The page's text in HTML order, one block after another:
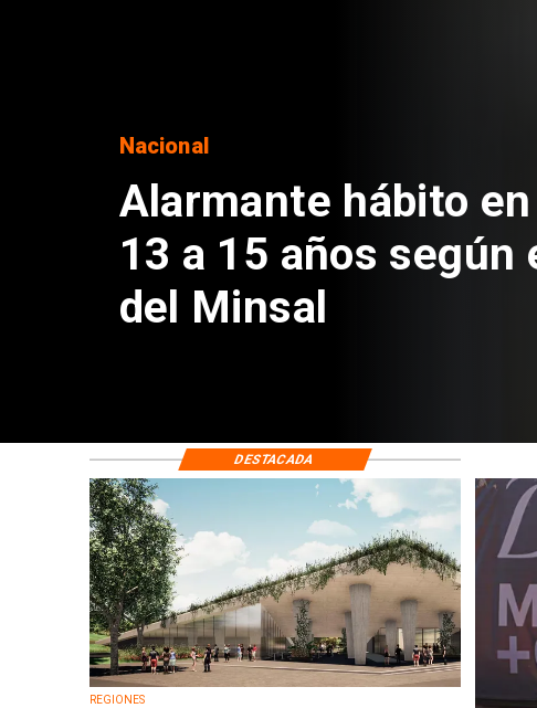
Regiones
Aprueban creación
Sebastián Piñera
de $4 mil millones
REGIONES
DESTACADA